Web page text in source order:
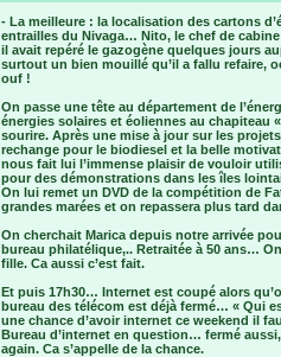
- La meilleure : la localisation des cartons
entrailles du Nivaga… Nito, le chef de
il avait repéré le gazogène quelques jours
surtout un bien mouillé qu’il a fallu refaire,
ouf !
On passe une tête au département de
énergies solaires et éoliennes au chapiteau
sourire. Après une mise à jour sur les
rechange pour le biodiesel et la belle
nous fait lui l’immense plaisir de vouloir
pour des démonstrations dans les îles
On lui remet un DVD de la compétition de
grandes marées et on repassera plus tard
On cherchait Marica depuis notre arrivée
bureau philatélique,.. Retraitée à 50 ans…
fille. Ca aussi c’est fait.
Et puis 17h30… Internet est coupé alors
bureau des télécom est déjà fermé… « Qui
une chance d’avoir internet ce weekend il
Bureau d’internet en question… fermé
again. Ca s’appelle de la chance.